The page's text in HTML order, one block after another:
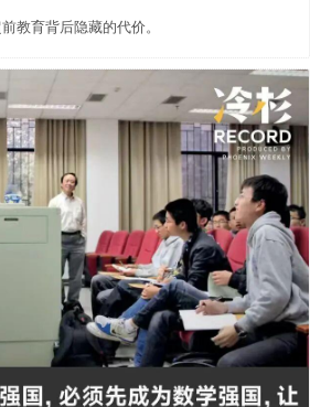
教育背后隐藏的代价。